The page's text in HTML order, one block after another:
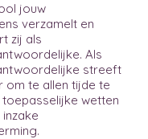
jouw
verzamelt en
zij als
Als
streeft
om te allen tijde te
wetten